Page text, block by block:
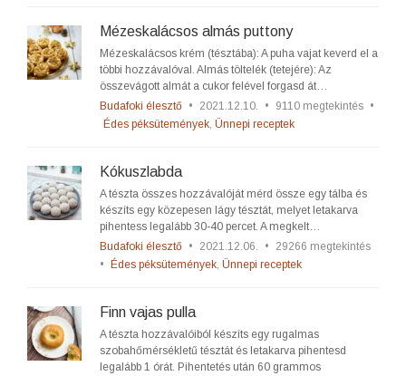
Mézeskalácsos almás puttony
Mézeskalácsos krém (tésztába): A puha vajat keverd el a
többi hozzávalóval. Almás töltelék (tetejére): Az
összevágott almát a cukor felével forgasd át…
Budafoki élesztő • 2021.12.10. • 9110 megtekintés •
Édes péksütemények, Ünnepi receptek
Kókuszlabda
A tészta összes hozzávalóját mérd össze egy tálba és
készíts egy közepesen lágy tésztát, melyet letakarva
pihentess legalább 30-40 percet. A megkelt…
Budafoki élesztő • 2021.12.06. •
29266 megtekintés
•
Édes péksütemények, Ünnepi receptek
Finn vajas pulla
A tészta hozzávalóiból készíts egy rugalmas
szobahőmérsékletű tésztát és letakarva pihentesd
legalább 1 órát. Pihentetés után 60 grammos